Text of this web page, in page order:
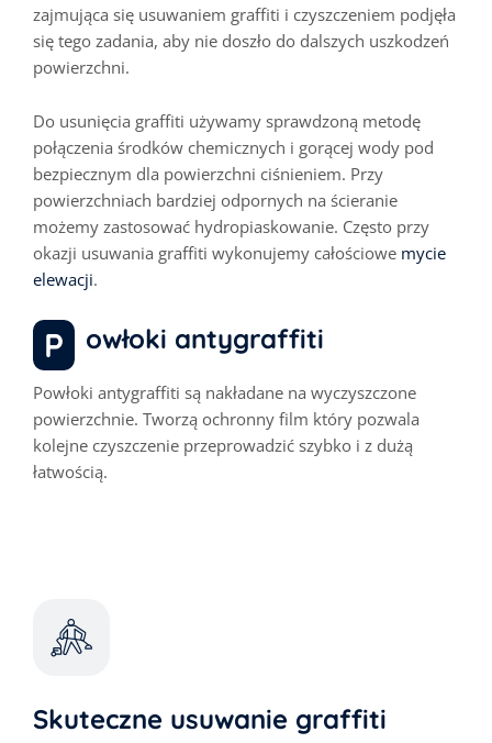
zajmująca się usuwaniem graffiti i czyszczeniem podjęła
się tego zadania, aby nie doszło do dalszych uszkodzeń
powierzchni.
Do usunięcia graffiti używamy sprawdzoną metodę
połączenia środków chemicznych i gorącej wody pod
bezpiecznym dla powierzchni ciśnieniem. Przy
powierzchniach bardziej odpornych na ścieranie
możemy zastosować hydropiaskowanie. Często przy
okazji usuwania graffiti wykonujemy całościowe mycie
elewacji.
Powłoki antygraffiti
Powłoki antygraffiti są nakładane na wyczyszczone
powierzchnie. Tworzą ochronny film który pozwala
kolejne czyszczenie przeprowadzić szybko i z dużą
łatwością.
Skuteczne usuwanie graffiti